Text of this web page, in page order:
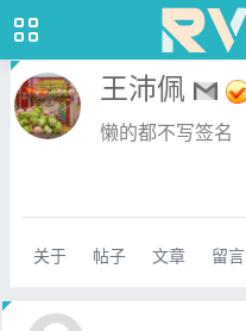
王沛佩
懒的都不写签名
关于 帖子 文章 留言